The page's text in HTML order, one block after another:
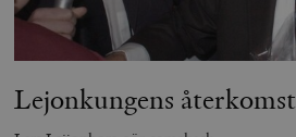
Lejonkungens återkomst